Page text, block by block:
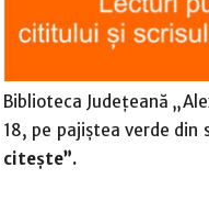
Biblioteca Judeţeană
18, pe pajiştea verde
citeşte”.